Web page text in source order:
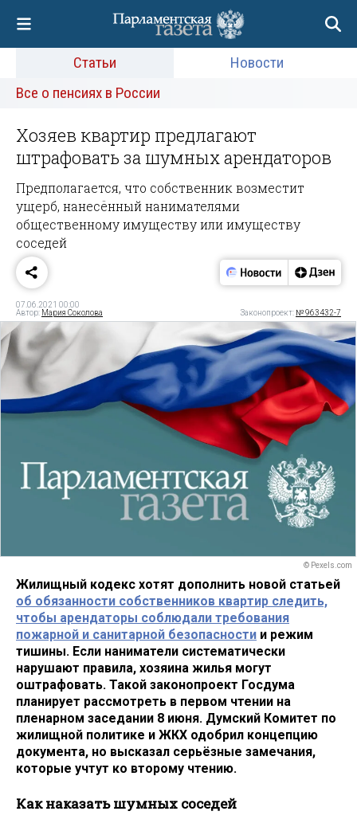
Статьи
Новости
Все о пенсиях в России
Хозяев квартир предлагают
штрафовать за шумных арендаторов
Предполагается, что собственник возместит
ущерб, нанесённый нанимателями
общественному имуществу или имуществу
соседей
07.06.2021 00:00
Автор: Мария Соколова Законопроект: № 963432-7
© Pexels.com
Жилищный кодекс хотят дополнить новой статьей
об обязанности собственников квартир следить,
чтобы арендаторы соблюдали требования
пожарной и санитарной безопасности и режим
тишины. Если наниматели систематически
нарушают правила, хозяина жилья могут
оштрафовать. Такой законопроект Госдума
планирует рассмотреть в первом чтении на
пленарном заседании 8 июня. Думский Комитет по
жилищной политике и ЖКХ одобрил концепцию
документа, но высказал серьёзные замечания,
которые учтут ко второму чтению.
Как наказать шумных соседей